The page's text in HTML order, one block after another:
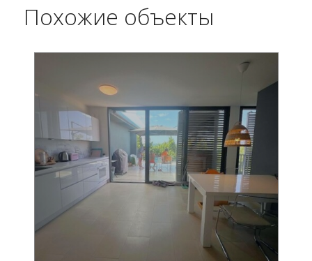
Похожие объекты